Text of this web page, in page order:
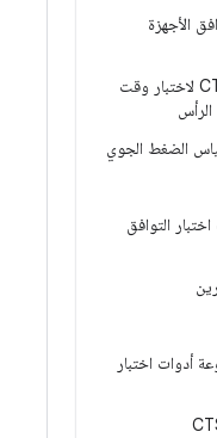
الأجهزة
أداة التحقّق من CTS لاختبار وقت
الضغط الجوي
التوافق
أدوات اختبار